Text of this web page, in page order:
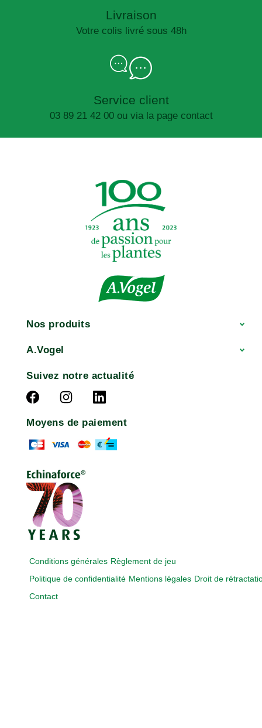
Livraison
Votre colis livré sous 48h
Service client
03 89 21 42 00 ou via la page contact
Nos produits
A.Vogel
Suivez notre actualité
Moyens de paiement
Conditions générales Règlement de jeu
Politique de confidentialité Mentions légales Droit de
Contact